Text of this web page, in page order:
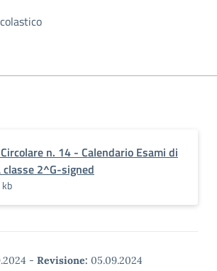
n. 14 - Calendario Esami di
classe 2^G-signed
- Revisione: 05.09.2024